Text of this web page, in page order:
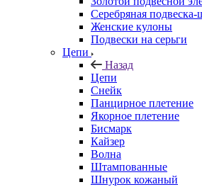
Серебряная
Женские кулоны
Подвески на серьги
Цепи
Назад
Цепи
Снейк
Панцирное плетение
Якорное плетение
Бисмарк
Кайзер
Волна
Штампованные
Шнурок кожаный